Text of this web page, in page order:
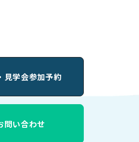
見学会参加予約
問い合わせ